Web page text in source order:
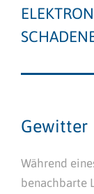
Gewitter
Während
benachbarte